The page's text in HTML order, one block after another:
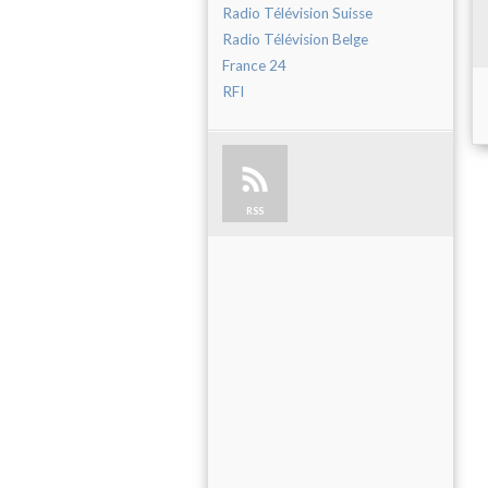
Radio Télévision Suisse
Radio Télévision Belge
France 24
RFI
RSS